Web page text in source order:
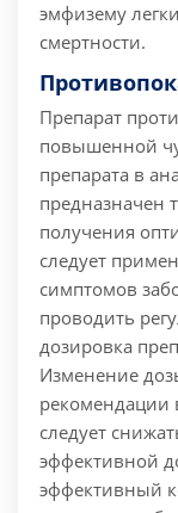
эмфизему
смертности.
Препарат
повышенной
препарата в
предназначен
получения
следует
симптомов
проводить
дозировка
Изменение
рекомендации
следует
эффективной
эффективный